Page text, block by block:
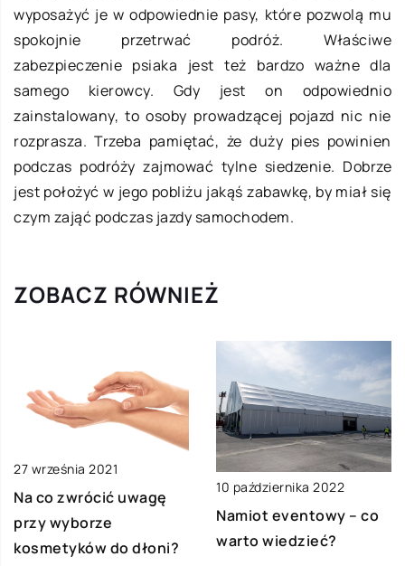
wyposażyć je w odpowiednie pasy, które pozwolą mu
spokojnie przetrwać podróż. Właściwe
zabezpieczenie psiaka jest też bardzo ważne dla
samego kierowcy. Gdy jest on odpowiednio
zainstalowany, to osoby prowadzącej pojazd nic nie
rozprasza. Trzeba pamiętać, że duży pies powinien
podczas podróży zajmować tylne siedzenie. Dobrze
jest położyć w jego pobliżu jakąś zabawkę, by miał się
czym zająć podczas jazdy samochodem.
ZOBACZ RÓWNIEŻ
27 września 2021
Na co zwrócić uwagę
przy wyborze
kosmetyków do dłoni?
10 października 2022
Namiot eventowy – co
warto wiedzieć?